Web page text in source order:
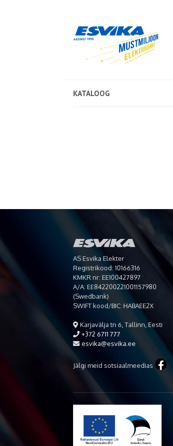
KATALOOG
AS Esvika Elekter
Registrikood: 10166316
KMKR nr: EE100427897
A/A: EE842200221001157980
(Swedbank)
SWIFT kood/BIC: HABAEE2X
Karjavälja tn 6, Tallinn, Eesti
+372 6711 777
esvika@esvika.ee
Jälgi meid sotsiaalmeedias